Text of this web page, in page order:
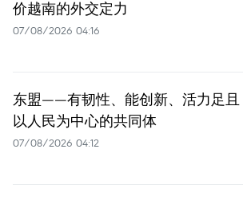
价越南的外交定力
07/08/2026 04:16
东盟——有韧性、能创新、活力足且
以人民为中心的共同体
07/08/2026 04:12